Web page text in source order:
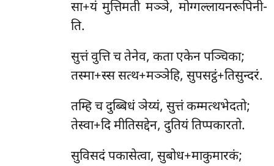
सा+यं मुत्तिमती मञ्ञे, मोग्गल्लायनरूपिनी-
ति.
सुत्तं वुत्ति च तेनेव, कता एकेन पञ्चिका;
तस्मा+स्स सत्थ+मञ्ञेहि, सुपसट्ठं+तिसुन्दरं.
तम्हि च दुब्बिधं ञेय्यं, सुत्तं कम्मत्थभेदतो;
तेस्वा+दि मीतिसद्देन, दुतियं तिप्पकारतो.
सुविसदं पकासेत्वा, सुबोध+माकुमारकं;